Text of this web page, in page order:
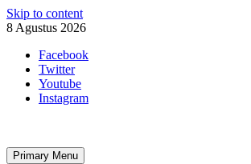
Skip to content
8 Agustus 2026
Facebook
Twitter
Youtube
Instagram
Primary Menu